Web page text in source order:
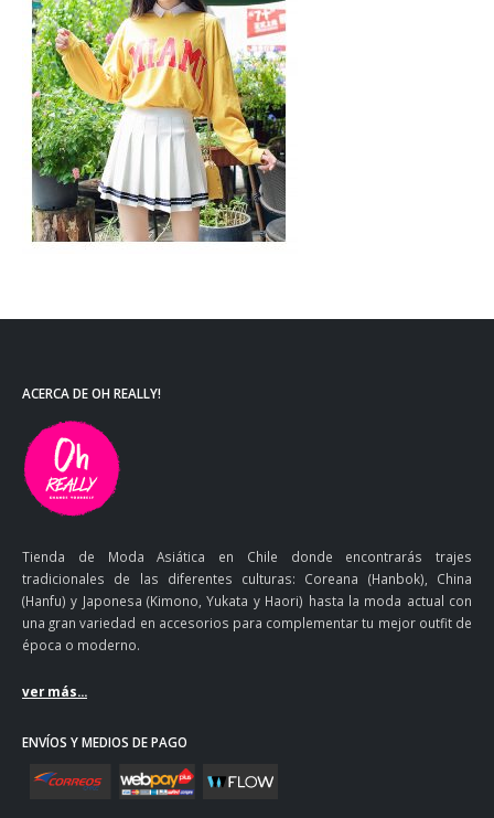
ACERCA DE OH REALLY!
Tienda de Moda Asiática en Chile donde encontrarás trajes
tradicionales de las diferentes culturas: Coreana (Hanbok), China
(Hanfu) y Japonesa (Kimono, Yukata y Haori) hasta la moda actual con
una gran variedad en accesorios para complementar tu mejor outfit de
época o moderno.
ver más...
ENVÍOS Y MEDIOS DE PAGO